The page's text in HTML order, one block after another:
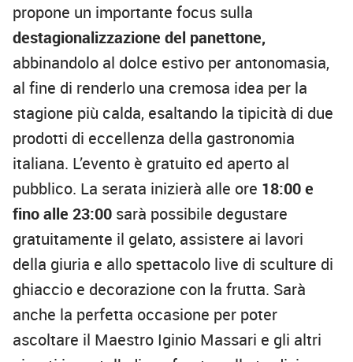
propone un importante focus sulla
destagionalizzazione del panettone,
abbinandolo al dolce estivo per antonomasia,
al fine di renderlo una cremosa idea per la
stagione più calda, esaltando la tipicità di due
prodotti di eccellenza della gastronomia
italiana. L’evento è gratuito ed aperto al
pubblico. La serata inizierà alle ore 18:00 e
fino alle 23:00 sarà possibile degustare
gratuitamente il gelato, assistere ai lavori
della giuria e allo spettacolo live di sculture di
ghiaccio e decorazione con la frutta. Sarà
anche la perfetta occasione per poter
ascoltare il Maestro Iginio Massari e gli altri